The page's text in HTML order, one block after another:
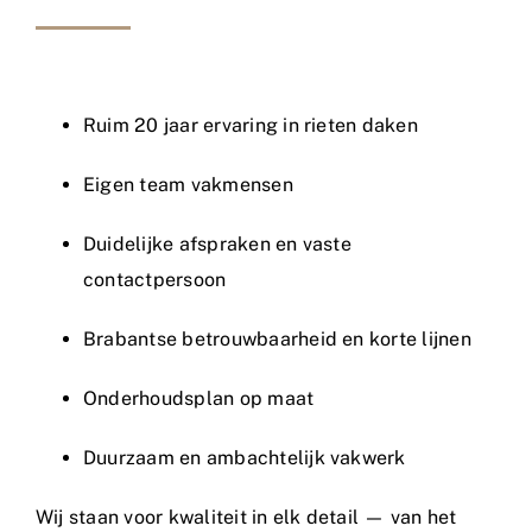
Ruim 20 jaar ervaring in rieten daken
Eigen team vakmensen
Duidelijke afspraken en vaste
contactpersoon
Brabantse betrouwbaarheid en korte lijnen
Onderhoudsplan op maat
Duurzaam en ambachtelijk vakwerk
Wij staan voor kwaliteit in elk detail — van het